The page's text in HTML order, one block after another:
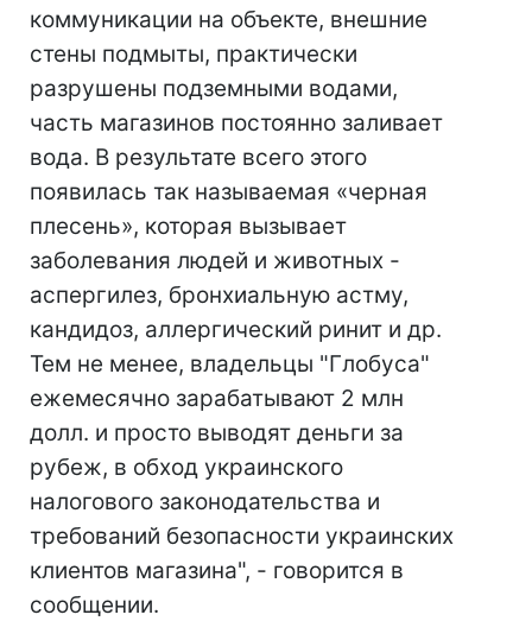
коммуникации на объекте, внешние
стены подмыты, практически
разрушены подземными водами,
часть магазинов постоянно заливает
вода. В результате всего этого
появилась так называемая «черная
плесень», которая вызывает
заболевания людей и животных -
аспергилез, бронхиальную астму,
кандидоз, аллергический ринит и др.
Тем не менее, владельцы "Глобуса"
ежемесячно зарабатывают 2 млн
долл. и просто выводят деньги за
рубеж, в обход украинского
налогового законодательства и
требований безопасности украинских
клиентов магазина", - говорится в
сообщении.